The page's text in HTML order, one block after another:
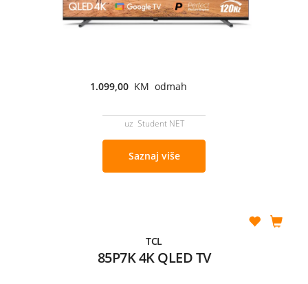
1.099,00 KM odmah
uz Student NET
Saznaj više
TCL
85P7K 4K QLED TV